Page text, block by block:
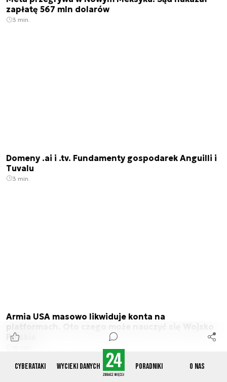
Cyberataki Wycieki danych Poradniki O nas
zapłatę 567 mln dolarów
3 min.
Domeny .ai i .tv. Fundamenty gospodarek Anguilli i
Tuvalu
3 min.
Armia USA masowo likwiduje konta na
platformach. Oto czego może nauczyć się Wojsko
Polskie